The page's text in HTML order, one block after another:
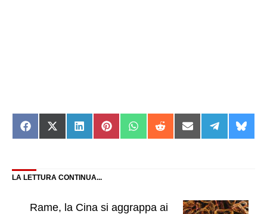
Share
on
Share
on
Share
on
Share
on
Share
on
Share
on
Share
on
Share
on
on
LA LETTURA CONTINUA...
Rame, la Cina si aggrappa ai